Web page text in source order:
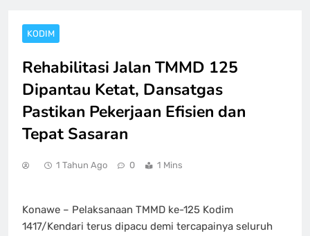
KODIM
Rehabilitasi Jalan TMMD 125
Dipantau Ketat, Dansatgas
Pastikan Pekerjaan Efisien dan
Tepat Sasaran
1 Tahun Ago 0 1 Mins
Konawe – Pelaksanaan TMMD ke-125 Kodim
1417/Kendari terus dipacu demi tercapainya seluruh